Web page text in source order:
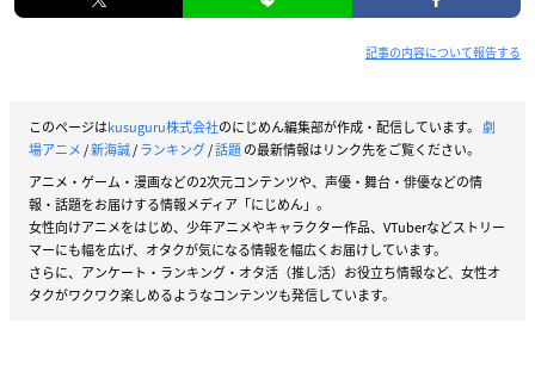
記事の内容について報告する
このページはkusuguru株式会社のにじめん編集部が作成・配信しています。 劇
場アニメ/新海誠/ランキング/話題の最新情報はリンク先をご覧ください。
アニメ・ゲーム・漫画などの2次元コンテンツや、声優・舞台・俳優などの情
報・話題をお届けする情報メディア「にじめん」。
女性向けアニメをはじめ、少年アニメやキャラクター作品、VTuberなどストリー
マーにも幅を広げ、オタクが気になる情報を幅広くお届けしています。
さらに、アンケート・ランキング・オタ活（推し活）お役立ち情報など、女性オ
タクがワクワク楽しめるようなコンテンツも発信しています。